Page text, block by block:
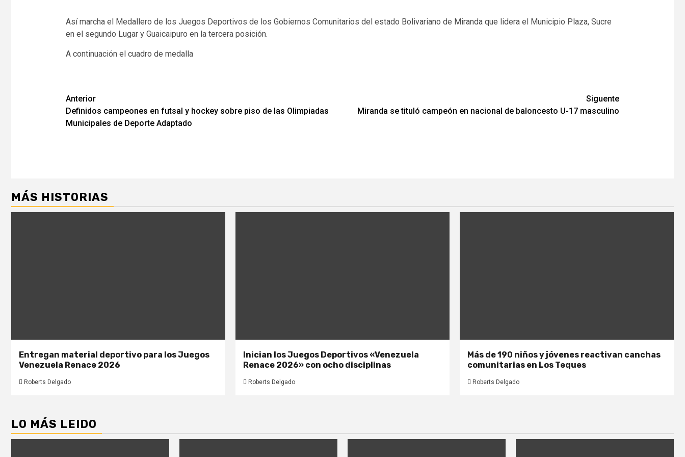
Así marcha el Medallero de los Juegos Deportivos de los Gobiernos Comunitarios del estado Bolivariano de Miranda que lidera el Municipio Plaza, Sucre
en el segundo Lugar y Guaicaipuro en la tercera posición.
A continuación el cuadro de medalla
Navegación
de
Anterior
Definidos campeones en futsal y hockey sobre piso de las Olimpiadas
Municipales de Deporte Adaptado
Siguente
Miranda se tituló campeón en nacional de baloncesto U-17 masculino
MÁS HISTORIAS
Entregan material deportivo para los Juegos
Venezuela Renace 2026
Roberts Delgado
Inician los Juegos Deportivos «Venezuela
Renace 2026» con ocho disciplinas
Roberts Delgado
Más de 190 niños y jóvenes reactivan canchas
comunitarias en Los Teques
Roberts Delgado
LO MÁS LEIDO